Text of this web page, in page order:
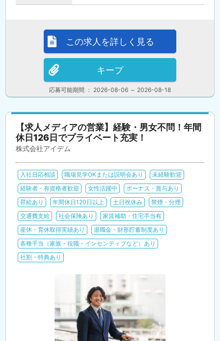
応募可能期間 ： 2026-08-06 ～ 2026-08-18
この求人を詳しく見る
キープ
【求人メディアの営業】経験・男女不問！年間
休日126日でプライベート充実！
株式会社アイデム
入社日応相談 職場見学OKまたは説明会あり
未経験歓迎
経験者・有資格者歓迎
女性活躍中
ボーナス・賞与あり
昇給あり
年間休日120日以上 土日祝休み
禁煙・分煙
交通費支給
社会保険あり
家賃補助・住宅手当有
産休・育休取得実績あり
退職金・財形貯蓄制度あり
各種手当（家族・役職・インセンティブなど）あり
社割・特典あり